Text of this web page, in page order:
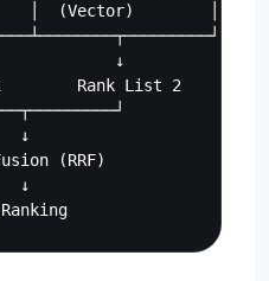
│  (Vector)        │
↓
Rank List 2
↓
(RRF)
↓